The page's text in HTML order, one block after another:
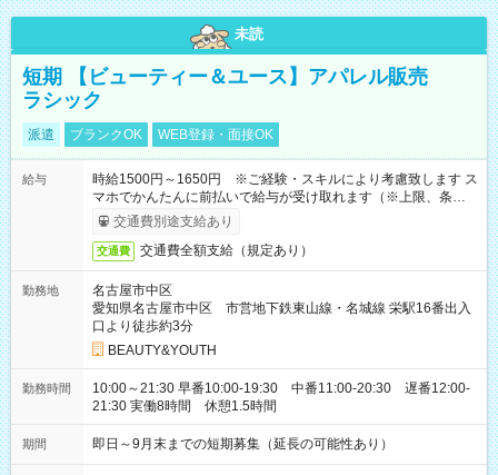
未読
短期 【ビューティー＆ユース】アパレル販売
ラシック
派遣 ブランクOK WEB登録・面接OK
給与
時給1500円～1650円 ※ご経験・スキルにより考慮致します ス
マホでかんたんに前払いで給与が受け取れます（※上限、条件
あり）交通費別途支給あり
交通費 交通費全額支給（規定あり）
勤務地
名古屋市中区
愛知県名古屋市中区 市営地下鉄東山線・名城線 栄駅16番出入
口より徒歩約3分
BEAUTY&YOUTH
勤務時間
10:00～21:30 早番10:00-19:30 中番11:00-20:30 遅番12:00-
21:30 実働8時間 休憩1.5時間
期間 即日～9月末までの短期募集（延長の可能性あり）